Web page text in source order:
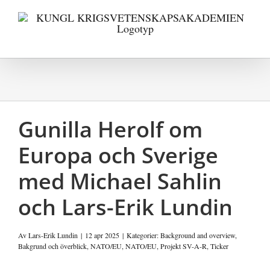
Gunilla Herolf om
Europa och Sverige
med Michael Sahlin
och Lars-Erik Lundin
AvLars-Erik Lundin | 12 apr 2025 | Kategorier:Background and overview,
Bakgrund och överblick, NATO/EU, NATO/EU, Projekt SV-A-R, Ticker